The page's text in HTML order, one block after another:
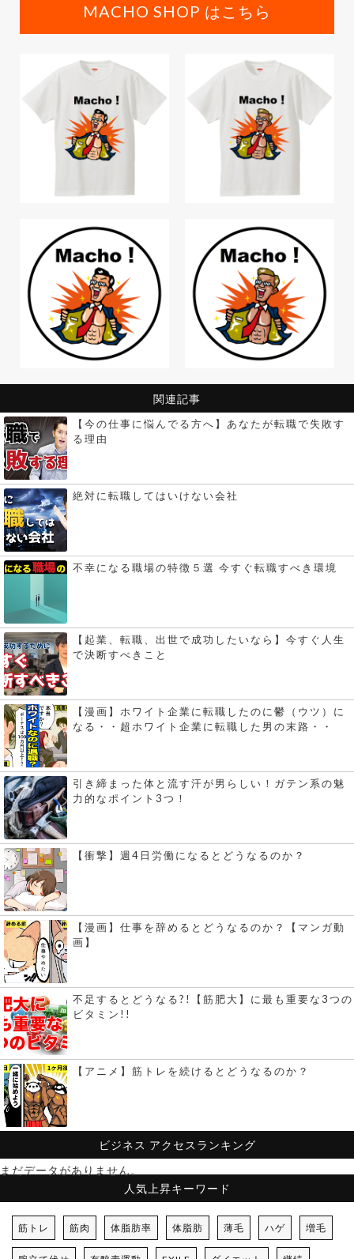
MACHO SHOP はこちら
関連記事
【今の仕事に悩んでる方へ】あなたが転職で失敗す
る理由
絶対に転職してはいけない会社
不幸になる職場の特徴５選 今すぐ転職すべき環境
【起業、転職、出世で成功したいなら】今すぐ人生
で決断すべきこと
【漫画】ホワイト企業に転職したのに鬱（ウツ）に
なる・・超ホワイト企業に転職した男の末路・・
引き締まった体と流す汗が男らしい！ガテン系の魅
力的なポイント3つ！
【衝撃】週4日労働になるとどうなるのか？
【漫画】仕事を辞めるとどうなるのか？【マンガ動
画】
不足するとどうなる?!【筋肥大】に最も重要な3つの
ビタミン!!
【アニメ】筋トレを続けるとどうなるのか？
ビジネス アクセスランキング
まだデータがありません。
人気上昇キーワード
筋トレ 筋肉 体脂肪率 体脂肪 薄毛 ハゲ 増毛